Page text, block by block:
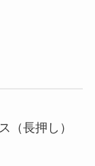
（長押し）